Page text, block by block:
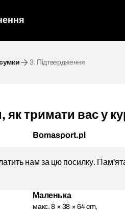
3. Підтвердження
тримати вас у
Bomasport.pl
нам за цю посилку.
Маленька
макс. 8 × 38 × 64 cm,